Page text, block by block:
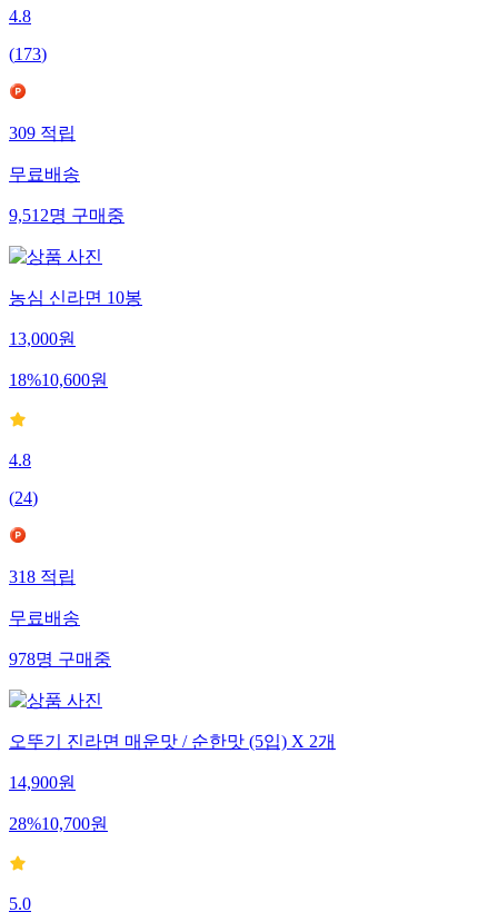
4.8
(173)
309적립
무료배송
9,512명구매중
농심 신라면 10봉
13,000원
18%10,600원
4.8
(24)
318적립
무료배송
978명구매중
오뚜기 진라면 매운맛 / 순한맛 (5입) X 2개
14,900원
28%10,700원
5.0